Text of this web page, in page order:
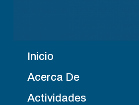
Inicio
Acerca De
Actividades